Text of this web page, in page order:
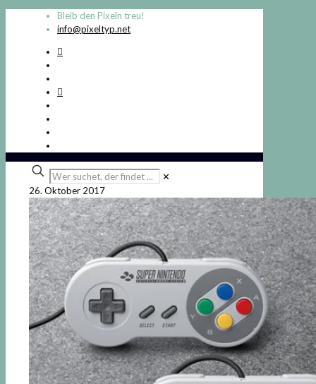
Bleib den Pixeln treu!
info@pixeltyp.net
Wer
suchet,
der
findet
...
✕
26. Oktober 2017